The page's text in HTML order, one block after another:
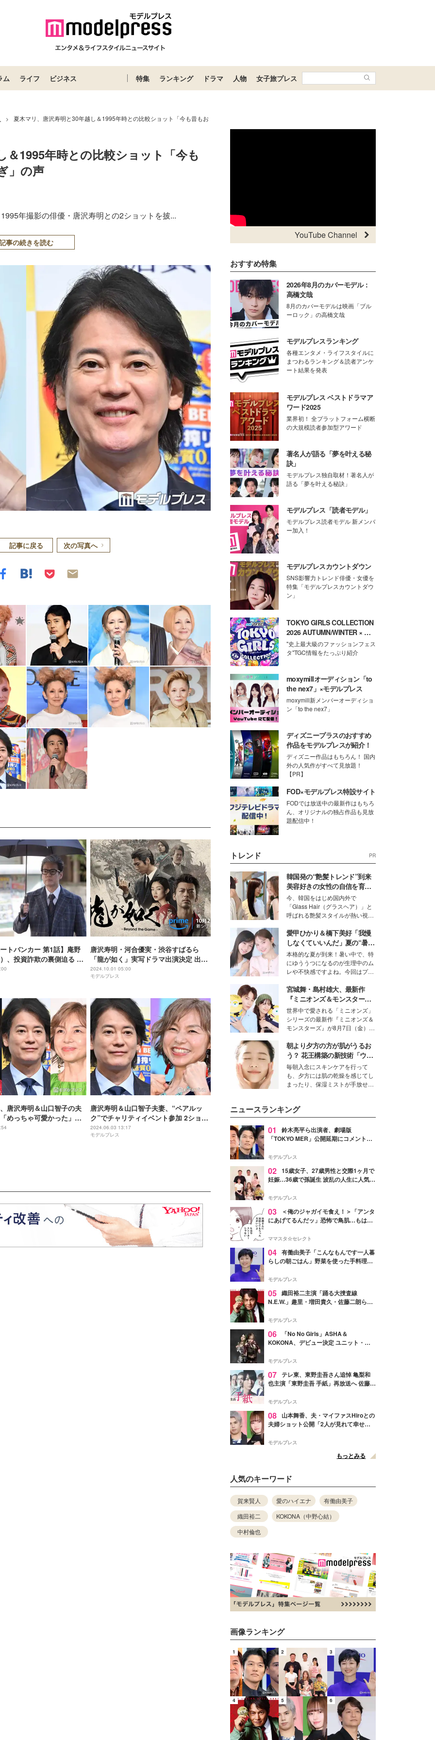
ム ライフ ビジネス 特集 ランキング ドラマ 人物 女子旅プレス
> 夏木マリ、唐沢寿明と30年越し＆1995年時との比較ショット「今も昔もお
＆1995年時との比較ショット「今も
」の声
年撮影の俳優・唐沢寿明との2ショットを披...
事の続きを読む
記事に戻る 次の写真へ
トバンカー 第1話】庵野
、投資詐欺の裏側迫る 痛
ペンス開幕
唐沢寿明・河合優実・渋谷すばるら
「龍が如く」実写ドラマ出演決定 出演
者・場面写真解禁【龍が如く～
Beyond the Game～】
2024.10.01 05:00
モデルプレス
唐沢寿明＆山口智子の夫
めっちゃ可愛かった」プ
の会話回顧
唐沢寿明＆山口智子夫妻、“ペアルッ
ク”でチャリティイベント参加 2ショッ
ト動画に反響「理想の夫婦」「感動」
2024.06.03 13:17
モデルプレス
YouTube Channel
おすすめ特集
2026年8月のカバーモデル：
高橋文哉
8月のカバーモデルは映画「ブル
ーロック」の高橋文哉
モデルプレスランキング
各種エンタメ・ライフスタイルに
まつわるランキング＆読者アンケ
ート結果を発表
モデルプレス ベストドラマア
ワード2025
業界初！ 全プラットフォーム横断
の大規模読者参加型アワード
著名人が語る「夢を叶える秘
訣」
モデルプレス独自取材！著名人が
語る「夢を叶える秘訣」
モデルプレス「読者モデル」
モデルプレス読者モデル 新メンバ
ー加入！
モデルプレスカウントダウン
SNS影響力トレンド俳優・女優を
特集「モデルプレスカウントダウ
ン」
TOKYO GIRLS COLLECTION
2026 AUTUMN/WINTER × モ
デルプレス
"史上最大級のファッションフェス
タ"TGC情報をたっぷり紹介
moxymillオーディション「to
the nex7」×モデルプレス
moxymill新メンバーオーディショ
ン「to the nex7」
ディズニープラスのおすすめ
作品をモデルプレスが紹介！
ディズニー作品はもちろん！ 国内
外の人気作がすべて見放題！
【PR】
FOD×モデルプレス特設サイト
FODでは放送中の最新作はもちろ
ん、オリジナルの独占作品も見放
題配信中！
トレンド PR
韓国発の“艶髪トレンド”到来
美容好きの女性の自信を育む
「ヘアケア事情」って？
今、韓国をはじめ国内外で
「Glass Hair（グラスヘア）」と
呼ばれる艶髪スタイルが熱い視線
ションの完成度を高めるベースと
して、“髪そのものの美しさ”に改
めて注目する人が増えている様
子。今回は、そんな憧れの艶やか
な髪を日常で叶える、美容好きの
女性たちのヘアケア事情を紹介し
ます。
愛甲ひかり＆橋下美好「我慢
しなくていいんだ」夏の“暑さ
対策”の新しい選択肢とは？
本格的な夏が到来！暑い中で、特
にゆううつになるのが生理中のム
レや不快感ですよね。今回はプラ
モデル・愛甲ひかりさんと橋下美
好さんを迎えて本音で女子会トー
ク。猛暑のお出かけを快適に過ご
すヒントや、2人が感動した夏の
生理の新常識にも迫りました。
宮城舞・島村雄大、最新作
『ミニオンズ＆モンスター
ズ』の魅力熱弁 ハチャメチャ
だけじゃない“友情と絆”に感
動
世界中で愛される「ミニオンズ」
シリーズの最新作『ミニオンズ＆
モンスターズ』が8月7日（金）に
ニオン好き”という共通点を持つモ
デルの宮城舞と島村雄大の特別対
談をお届け！それぞれの視点か
ら、今作ならではの魅力や予想外
の感動をもたらす奥深いストーリ
ーについて熱く語り合ってもらっ
朝より夕方の方が肌がうるお
う？ 花王構築の新技術「ウォ
ーターキャプチャリングスキ
ン（捕水肌）」がスキンケア
の常識を変える予感
毎朝入念にスキンケアを行って
も、夕方には肌の乾燥を感じてし
まったり、保湿ミストが手放せな
性を秘めた、革新的な「Water
Capturing Skin（ウォーターキャ
プチャリングスキン：捕水肌）」
技術を、花王が構築した。
ニュースランキング
01
鈴木亮平ら出演者、劇場版
「TOKYO MER」公開延期にコメント
最大の敬意とエールを」
モデルプレス
02 15歳女子、27歳男性と交際1ヶ月で
妊娠…36歳で孫誕生 波乱の人生に人気タ
よ！」
モデルプレス
03
＜俺のジャガイモ食え！＞「アンタ
にあげてるんだッ」恐怖で鳥肌…もはや
ママスタ☆セレクト
04 有働由美子「こんなもんです一人暮
らしの朝ごはん」野菜を使った手料理公
そう」と反響
モデルプレス
05 織田裕二主演「踊る大捜査線
N.E.W.」趣里・増田貴久・佐藤二朗ら新
徴する“謎のキーワード”も
モデルプレス
06
「No No Girls」ASHA＆
KOKONA、デビュー決定 ユニット・
リリースへ
モデルプレス
07 テレ東、東野圭吾さん追悼 亀梨和
也主演「東野圭吾 手紙」再放送へ 佐藤隆
モデルプレス
08
山本舞香、夫・マイファスHiroとの
夫婦ショット公開「2人が見れて幸せ」
モデルプレス
もっとみる
人気のキーワード
賀来賢人 愛のハイエナ
有働由美子
織田裕二
KOKONA（中野心結）
中村倫也
画像ランキング
1 2 3
4 5 6